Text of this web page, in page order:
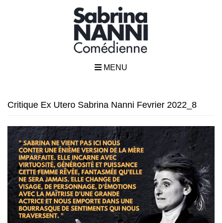
MENU
Critique Ex Utero Sabrina Nanni Fevrier 2022_8